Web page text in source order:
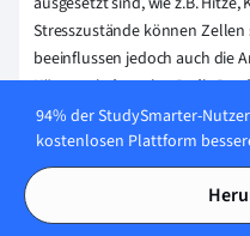
Stresszustände können
beeinflussen jedoch auch die
Körpers, indem sie z.B. die
stimulieren, die beim Schutz
helfen.
Welche Mechanismen
zellulären Stress zu
94% der StudySmarter-
kostenlosen Plattform